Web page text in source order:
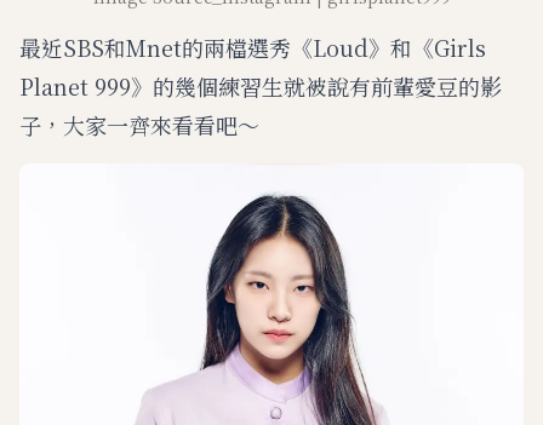
最近SBS和Mnet的兩檔選秀《Loud》和《Girls
Planet 999》的幾個練習生就被說有前輩愛豆的影
子，大家一齊來看看吧～